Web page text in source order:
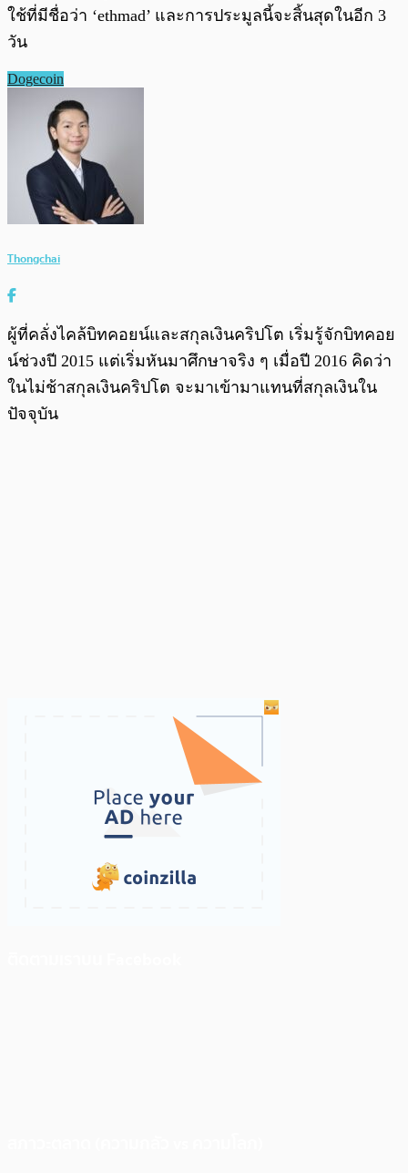
ใช้ที่มีชื่อว่า ‘ethmad’ และการประมูลนี้จะสิ้นสุดในอีก 3
วัน
Dogecoin
Thongchai
ผู้ที่คลั่งไคล้บิทคอยน์และสกุลเงินคริปโต เริ่มรู้จักบิทคอย
น์ช่วงปี 2015 แต่เริ่มหันมาศึกษาจริง ๆ เมื่อปี 2016 คิดว่า
ในไม่ช้าสกุลเงินคริปโต จะมาเข้ามาแทนที่สกุลเงินใน
ปัจจุบัน